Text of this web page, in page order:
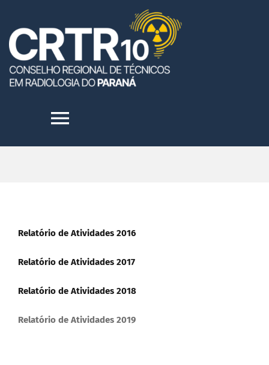
content
Toggle
DOCUMENTOS
LEGISLAÇÃO
Relatório de Atividades 2016
Relatório de Atividades 2017
Relatório de Atividades 2018
Relatório de Atividades 2019